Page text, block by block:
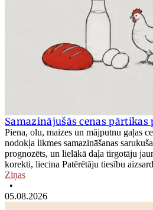
Samazinājušās cenas
Piena, olu, maizes un mājputnu gaļas
nodokļa likmes samazināšanas
prognozēts, un lielākā daļa tirgotāju
korekti, liecina Patērētāju tiesību
Ziņas
•
05.08.2026